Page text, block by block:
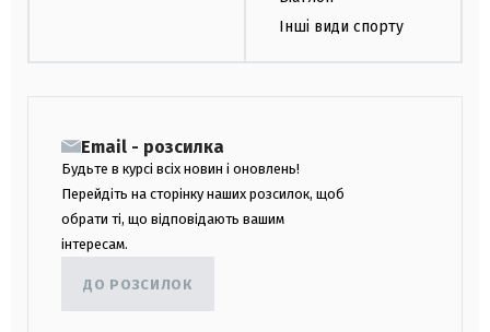
Інші види спорту
Email - розсилка
Будьте в курсі всіх новин і оновлень!
Перейдіть на сторінку наших розсилок, щоб
обрати ті, що відповідають вашим
інтересам.
ДО РОЗСИЛОК